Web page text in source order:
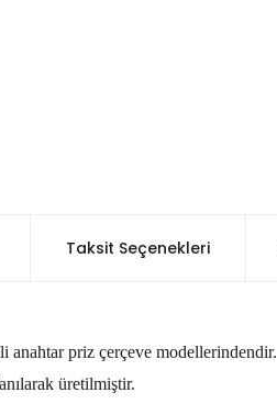
Taksit Seçenekleri
anahtar priz çerçeve modellerindendir.
üretilmiştir.